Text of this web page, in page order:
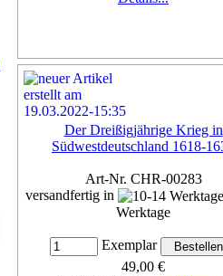
Der Dreißigjährige Krieg in
Südwestdeutschland 1618-
Art-Nr. CHR-00283
versandfertig in
Werktage
Exemplar
49,00 €